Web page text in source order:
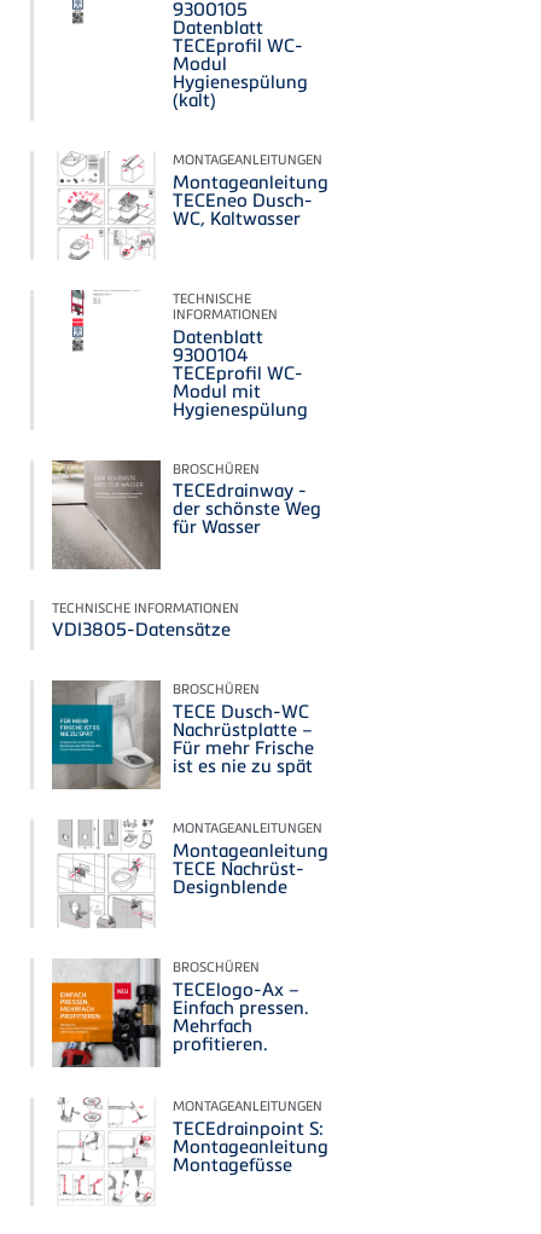
9300105
Datenblatt
TECEprofil WC-
Modul
Hygienespülung
(kalt)
MONTAGEANLEITUNGEN
Montageanleitung
TECEneo Dusch-
WC, Kaltwasser
TECHNISCHE
INFORMATIONEN
Datenblatt
9300104
TECEprofil WC-
Modul mit
Hygienespülung
BROSCHÜREN
TECEdrainway -
der schönste Weg
für Wasser
TECHNISCHE INFORMATIONEN
VDI3805-Datensätze
BROSCHÜREN
TECE Dusch-WC
Nachrüstplatte –
Für mehr Frische
ist es nie zu spät
MONTAGEANLEITUNGEN
Montageanleitung
TECE Nachrüst-
Designblende
BROSCHÜREN
TECElogo-Ax –
Einfach pressen.
Mehrfach
profitieren.
MONTAGEANLEITUNGEN
TECEdrainpoint S:
Montageanleitung
Montagefüsse